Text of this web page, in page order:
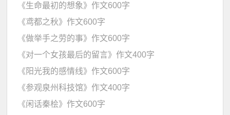
《生命最初的想象》作文600字
《鸢都之秋》作文600字
《做举手之劳的事》作文600字
《对一个女孩最后的留言》作文400字
《阳光我的感情线》作文600字
《参观泉州科技馆》作文400字
《闲话秦桧》作文600字